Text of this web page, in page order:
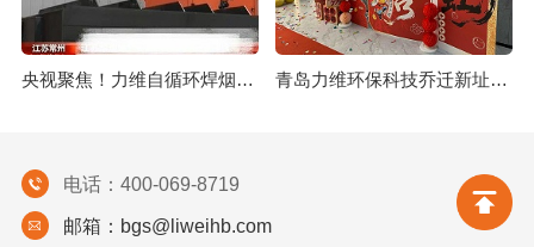
央视聚焦！力维自循环焊烟净化器助力变压器巨头打造绿色智造新标杆 青岛力维环保科技乔迁新址：启航绿色发展新征程
电话：400-069-8719
邮箱：bgs@liweihb.com